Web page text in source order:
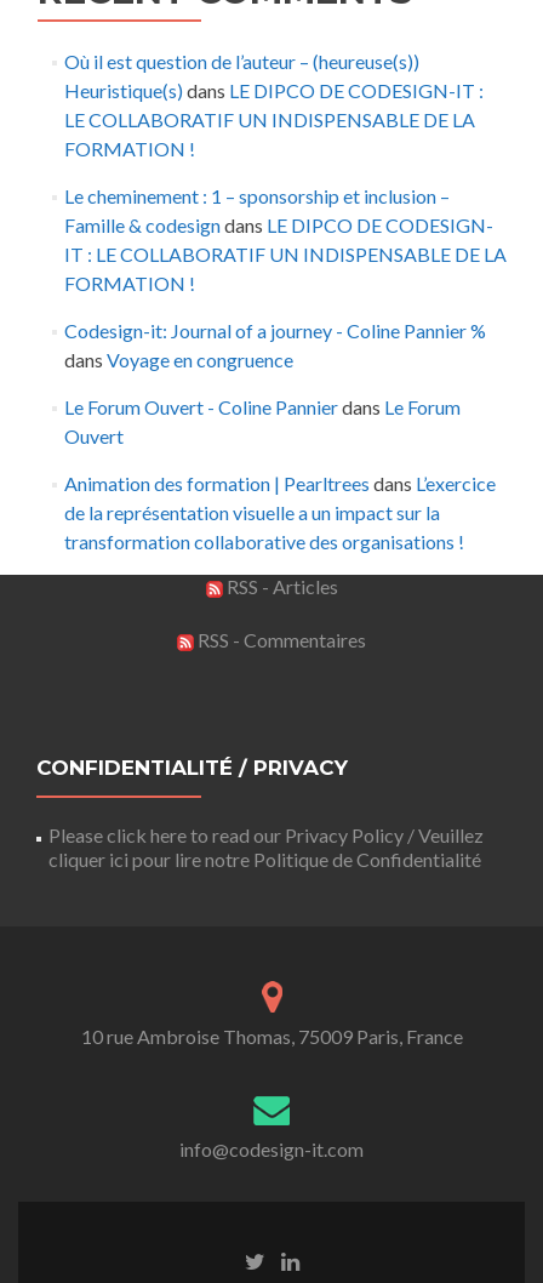
Où il est question de l’auteur – (heureuse(s))
Heuristique(s)dans LE DIPCO DE CODESIGN-IT :
LE COLLABORATIF UN INDISPENSABLE DE LA
FORMATION !
Le cheminement : 1 – sponsorship et inclusion –
Famille & codesigndans LE DIPCO DE CODESIGN-
IT : LE COLLABORATIF UN INDISPENSABLE DE LA
FORMATION !
Codesign-it: Journal of a journey - Coline Pannier %
dans Voyage en congruence
Le Forum Ouvert - Coline Pannierdans Le Forum
Ouvert
Animation des formation | Pearltrees dans L’exercice
de la représentation visuelle a un impact sur la
transformation collaborative des organisations !
RSS - Articles
RSS - Commentaires
CONFIDENTIALITÉ / PRIVACY
Please click here to read our Privacy Policy / Veuillez
cliquer ici pour lire notre Politique de Confidentialité
10 rue Ambroise Thomas, 75009 Paris, France
info@codesign-it.com